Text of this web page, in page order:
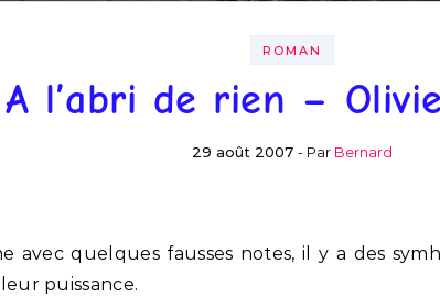
ROMAN
A l’abri de rien –
29 août 2007 - Par Bernard
avec quelques fausses notes, il y a des
puissance.